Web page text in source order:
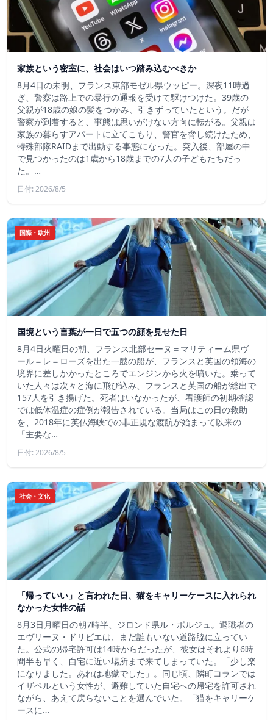
家族という密室に、社会はいつ踏み込むべきか
8月4日の未明、フランス東部モゼル県ウッピー。深夜11時過
ぎ、警察は路上での暴行の通報を受けて駆けつけた。39歳の
父親が18歳の娘の髪をつかみ、引きずっていたという。だが
警察が到着すると、事態は思いがけない方向に転がる。父親は
家族の暮らすアパートに立てこもり、警官を脅し続けたため、
特殊部隊RAIDまで出動する事態になった。突入後、部屋の中
で見つかったのは1歳から18歳までの7人の子どもたちだっ
た。…
日付: 2026/8/5
国際・欧州
国境という言葉が一日で五つの顔を見せた日
8月4日火曜日の朝、フランス北部セーヌ＝マリティーム県ヴ
ール＝レ＝ローズを出た一艘の船が、フランスと英国の領海の
境界に差しかかったところでエンジンから火を噴いた。乗って
いた人々は次々と海に飛び込み、フランスと英国の船が総出で
157人を引き揚げた。死者はいなかったが、看護師の初期確認
では低体温症の症例が報告されている。当局はこの日の救助
を、2018年に英仏海峡での非正規な渡航が始まって以来の
「主要な…
日付: 2026/8/5
社会・文化
「帰っていい」と言われた日、猫をキャリーケースに入れられ
なかった女性の話
8月3日月曜日の朝7時半、ジロンド県ル・ポルジュ。退職者の
エヴリーヌ・ドリビエは、まだ誰もいない道路脇に立ってい
た。公式の帰宅許可は14時からだったが、彼女はそれより6時
間半も早く、自宅に近い場所まで来てしまっていた。「少し楽
になりました。あれは地獄でした」。同じ頃、隣町コランでは
イザベルという女性が、避難していた自宅への帰宅を許可され
ながら、あえて戻らないことを選んでいた。「猫をキャリーケ
ースに…